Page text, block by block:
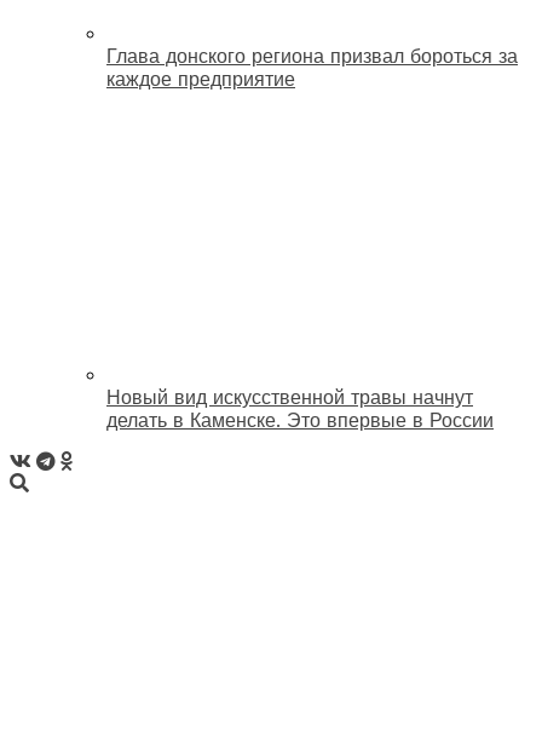
Глава донского региона призвал бороться за
каждое предприятие
Новый вид искусственной травы начнут
делать в Каменске. Это впервые в России